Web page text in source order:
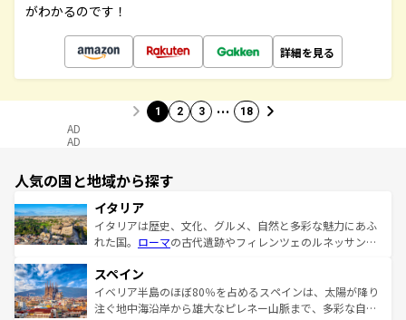
がわかるのです！
詳細を見る
1 2 3 … 18
AD
AD
人気の国と地域から探す
イタリア
イタリアは歴史、文化、グルメ、自然と多彩な魅力にあふ
れた国。 ローマの古代遺跡やフィレンツェのルネッサンス
ろん、トスカーナの美しい田園風景やアマルフィ海岸の絶
景など、自然景観も見逃せない。観光の合間には、本場の
ピザやパスタなど、絶品のイタリア料理を堪能することも
スペイン
イベリア半島のほぼ80％を占めるスペインは、太陽が降り
注ぐ地中海沿岸から雄大なピレネー山脈まで、多彩な自然